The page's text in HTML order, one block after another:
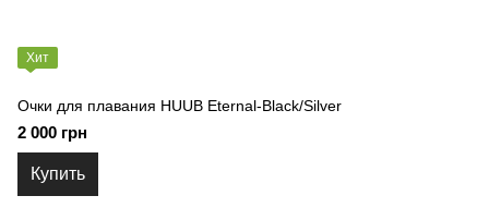
Хит
Очки для плавания HUUB Eternal-Black/Silver
2 000 грн
Купить